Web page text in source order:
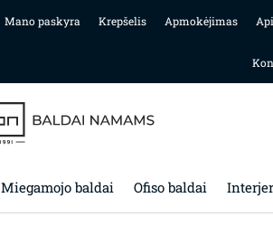
Mano paskyra Krepšelis Apmokėjimas
Miegamojo baldai Ofiso baldai